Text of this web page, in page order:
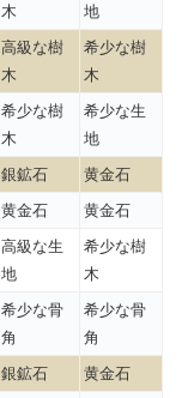
木
地
高級な樹
木
希少な樹
木
希少な樹
木
希少な生
地
銀鉱石 黄金石
黄金石
黄金石
高級な生
地
希少な樹
木
希少な骨
角
希少な骨
角
銀鉱石
黄金石